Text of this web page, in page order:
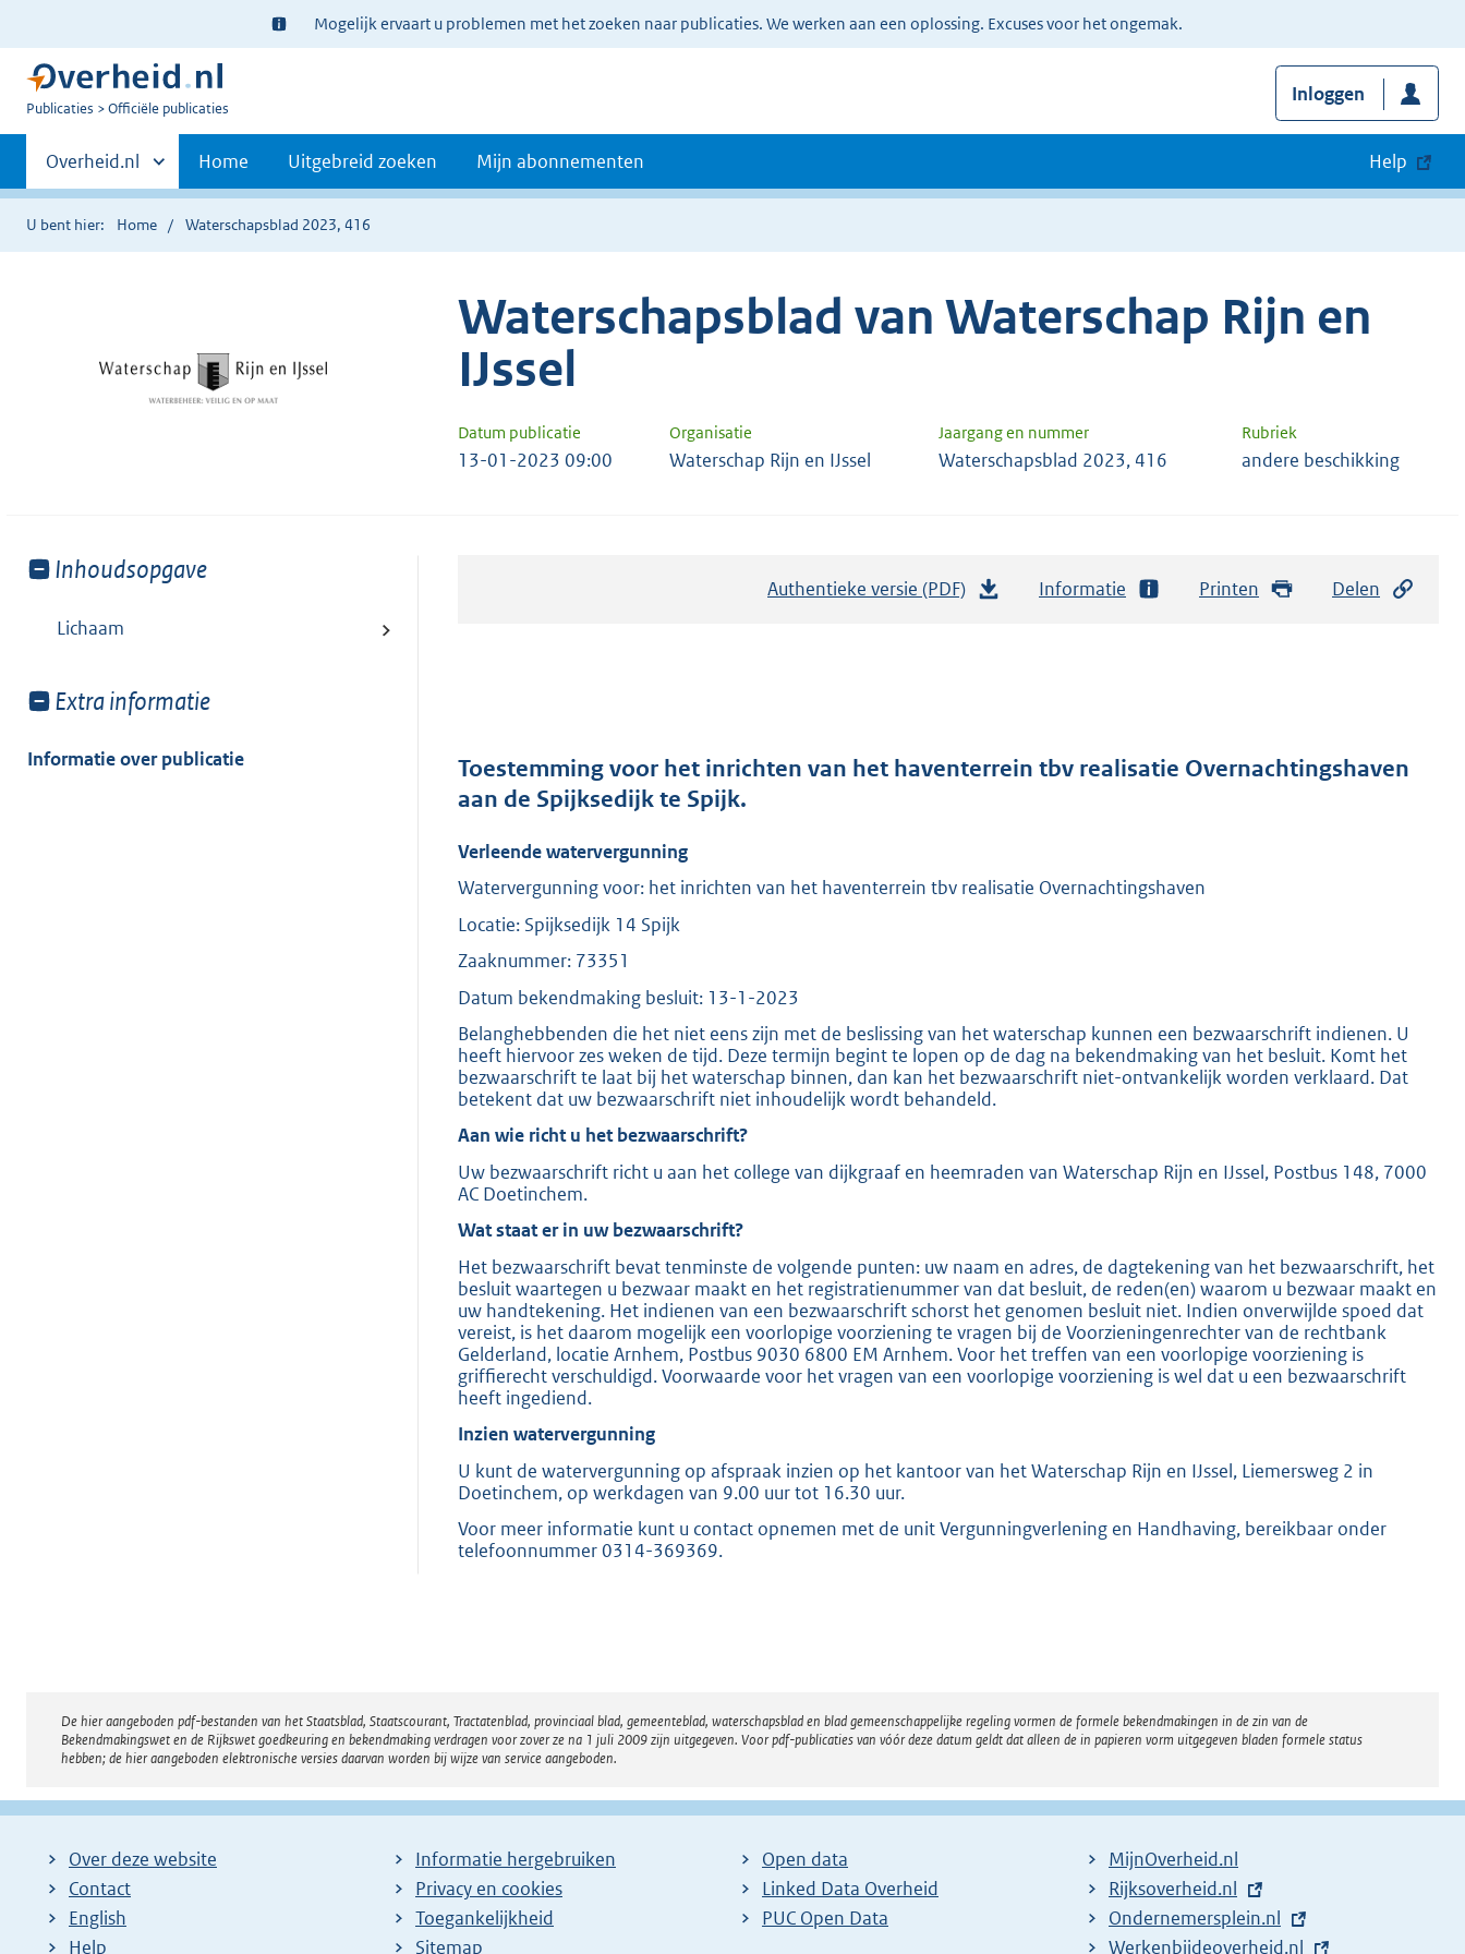
Ter
informatie:
Mogelijk ervaart u problemen met het zoeken naar publicaties. We werken aan een oplossing. Excuses voor het ongemak.
U
Publicaties Officiële publicaties
Inloggen
Primaire
navigatie
Andere
sites
binnen
Overheid.nl Home Uitgebreid zoeken Mijn abonnementen Help
U bent hier: Home Waterschapsblad 2023, 416
Waterschapsblad van Waterschap Rijn en
IJssel
Datum publicatie Organisatie Jaargang en nummer Rubriek
13-01-2023 09:00 Waterschap Rijn en IJssel Waterschapsblad 2023, 416 andere beschikking
Toon
van:
Inhoudsopgave
Lichaam
Toon
van:
Extra informatie
Informatie over publicatie
Authentieke versie (PDF)
d
o
:
2
0
b
Informatie Printen Delen
Toestemming voor het inrichten van het haventerrein tbv realisatie Overnachtingshaven
aan de Spijksedijk te Spijk.
Verleende watervergunning
Watervergunning voor: het inrichten van het haventerrein tbv realisatie Overnachtingshaven
Locatie: Spijksedijk 14 Spijk
Zaaknummer: 73351
Datum bekendmaking besluit: 13-1-2023
Belanghebbenden die het niet eens zijn met de beslissing van het waterschap kunnen een bezwaarschrift indienen. U
heeft hiervoor zes weken de tijd. Deze termijn begint te lopen op de dag na bekendmaking van het besluit. Komt het
bezwaarschrift te laat bij het waterschap binnen, dan kan het bezwaarschrift niet-ontvankelijk worden verklaard. Dat
betekent dat uw bezwaarschrift niet inhoudelijk wordt behandeld.
Aan wie richt u het bezwaarschrift?
Uw bezwaarschrift richt u aan het college van dijkgraaf en heemraden van Waterschap Rijn en IJssel, Postbus 148, 7000
AC Doetinchem.
Wat staat er in uw bezwaarschrift?
Het bezwaarschrift bevat tenminste de volgende punten: uw naam en adres, de dagtekening van het bezwaarschrift, het
besluit waartegen u bezwaar maakt en het registratienummer van dat besluit, de reden(en) waarom u bezwaar maakt en
uw handtekening. Het indienen van een bezwaarschrift schorst het genomen besluit niet. Indien onverwijlde spoed dat
vereist, is het daarom mogelijk een voorlopige voorziening te vragen bij de Voorzieningenrechter van de rechtbank
Gelderland, locatie Arnhem, Postbus 9030 6800 EM Arnhem. Voor het treffen van een voorlopige voorziening is
griffierecht verschuldigd. Voorwaarde voor het vragen van een voorlopige voorziening is wel dat u een bezwaarschrift
heeft ingediend.
Inzien watervergunning
U kunt de watervergunning op afspraak inzien op het kantoor van het Waterschap Rijn en IJssel, Liemersweg 2 in
Doetinchem, op werkdagen van 9.00 uur tot 16.30 uur.
Voor meer informatie kunt u contact opnemen met de unit Vergunningverlening en Handhaving, bereikbaar onder
telefoonnummer 0314-369369.
Disclaimer
De hier aangeboden pdf-bestanden van het Staatsblad, Staatscourant, Tractatenblad, provinciaal blad, gemeenteblad, waterschapsblad en blad gemeenschappelijke regeling vormen de formele bekendmakingen in de zin van de
Bekendmakingswet en de Rijkswet goedkeuring en bekendmaking verdragen voor zover ze na 1 juli 2009 zijn uitgegeven. Voor pdf-publicaties van vóór deze datum geldt dat alleen de in papieren vorm uitgegeven bladen formele status
hebben; de hier aangeboden elektronische versies daarvan worden bij wijze van service aangeboden.
Over deze website
Contact
English
Help
Informatie hergebruiken
Privacy en cookies
Toegankelijkheid
Sitemap
Open data
Linked Data Overheid
PUC Open Data
MijnOverheid.nl
E
x
t
Rijksoverheid.nl
E
x
Ondernemersplein.nl
E
Werkenbijdeoverheid.nl